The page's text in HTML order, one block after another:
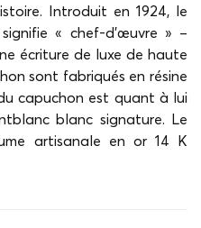
Introduit en 1924, le
« chef-d’œuvre » –
écriture de luxe de haute
sont fabriqués en résine
capuchon est quant à lui
blanc signature. Le
artisanale en or 14 K